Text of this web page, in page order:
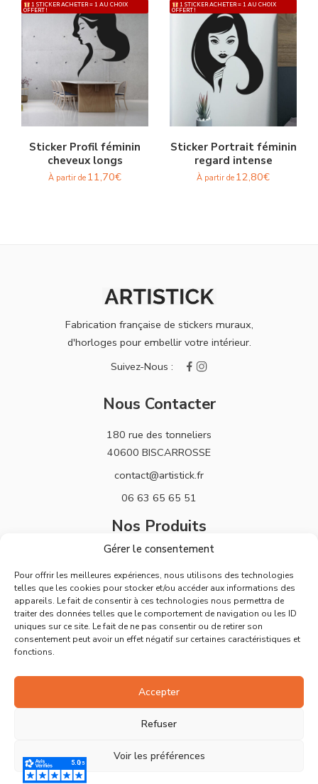
Gérer le consentement
Pour offrir les meilleures expériences, nous utilisons des technologies
telles que les cookies pour stocker et/ou accéder aux informations des
appareils. Le fait de consentir à ces technologies nous permettra de
traiter des données telles que le comportement de navigation ou les ID
uniques sur ce site. Le fait de ne pas consentir ou de retirer son
consentement peut avoir un effet négatif sur certaines caractéristiques et
fonctions.
Accepter
Refuser
Voir les préférences
1 STICKER ACHETER = 1 AU CHOIX
OFFERT !
Sticker Profil féminin
cheveux longs
À partir de 11,70€
1 STICKER ACHETER = 1 AU CHOIX
OFFERT !
Sticker Portrait féminin
regard intense
À partir de 12,80€
Fabrication française de stickers muraux,
d'horloges pour embellir votre intérieur.
Nous Contacter
180 rue des tonneliers
40600 BISCARROSSE
contact@artistick.fr
06 63 65 65 51
Nos Produits
Stickers
Horloges
Support
Mentions Légales
Conditions Générales de Vente
Déclaration de confidentialité